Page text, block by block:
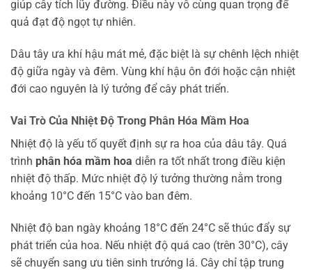
giúp cây tích lũy đường. Điều này vô cùng quan trọng để
quả đạt độ ngọt tự nhiên.
Dâu tây ưa khí hậu mát mẻ, đặc biệt là sự chênh lệch nhiệt
độ giữa ngày và đêm. Vùng khí hậu ôn đới hoặc cận nhiệt
đới cao nguyên là lý tưởng để cây phát triển.
Vai Trò Của Nhiệt Độ Trong Phân Hóa Mầm Hoa
Nhiệt độ là yếu tố quyết định sự ra hoa của dâu tây. Quá
trình phân hóa mầm hoa diễn ra tốt nhất trong điều kiện
nhiệt độ thấp. Mức nhiệt độ lý tưởng thường nằm trong
khoảng 10°C đến 15°C vào ban đêm.
Nhiệt độ ban ngày khoảng 18°C đến 24°C sẽ thúc đẩy sự
phát triển của hoa. Nếu nhiệt độ quá cao (trên 30°C), cây
sẽ chuyển sang ưu tiên sinh trưởng lá. Cây chỉ tập trung